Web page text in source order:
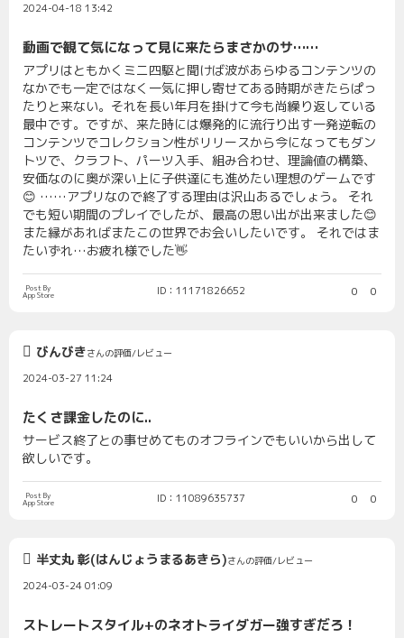
2024-04-18 13:42
動画で観て気になって見に来たらまさかのサ……
アプリはともかくミニ四駆と聞けば波があらゆるコンテンツの
なかでも一定ではなく一気に押し寄せてある時期がきたらぱっ
たりと来ない。それを長い年月を掛けて今も尚繰り返している
最中です。ですが、来た時には爆発的に流行り出す一発逆転の
コンテンツでコレクション性がリリースから今になってもダン
トツで、クラフト、パーツ入手、組み合わせ、理論値の構築、
安価なのに奥が深い上に子供達にも進めたい理想のゲームです
😊 ……アプリなので終了する理由は沢山あるでしょう。 それ
でも短い期間のプレイでしたが、最高の思い出が出来ました😊
また縁があればまたこの世界でお会いしたいです。 それではま
たいずれ…お疲れ様でした👋
Post By
App Store ID：11171826652 0 0
びんびきさんの評価/レビュー
2024-03-27 11:24
たくさ課金したのに..
サービス終了との事せめてものオフラインでもいいから出して
欲しいです。
Post By
App Store ID：11089635737 0 0
半丈丸 彰(はんじょうまるあきら)さんの評価/レビュー
2024-03-24 01:09
ストレートスタイル+のネオトライダガー強すぎだろ！